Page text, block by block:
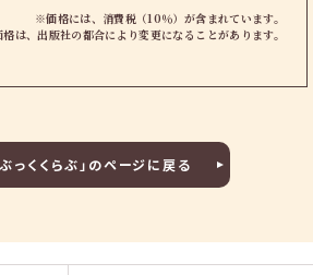
※価格には、消費税（10％）が含まれています。
は、出版社の都合により変更になることがあります。
っくくらぶ」のページに戻る